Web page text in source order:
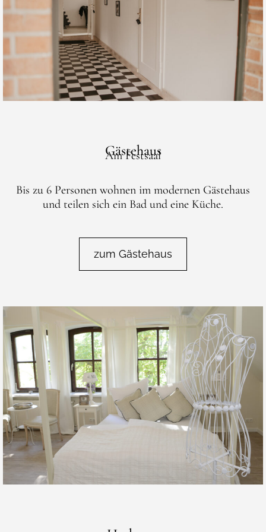
Gästehaus
Bis zu 6 Personen wohnen im modernen Gästehaus
und teilen sich ein Bad und eine Küche.
Am Festsaal
zum Gästehaus